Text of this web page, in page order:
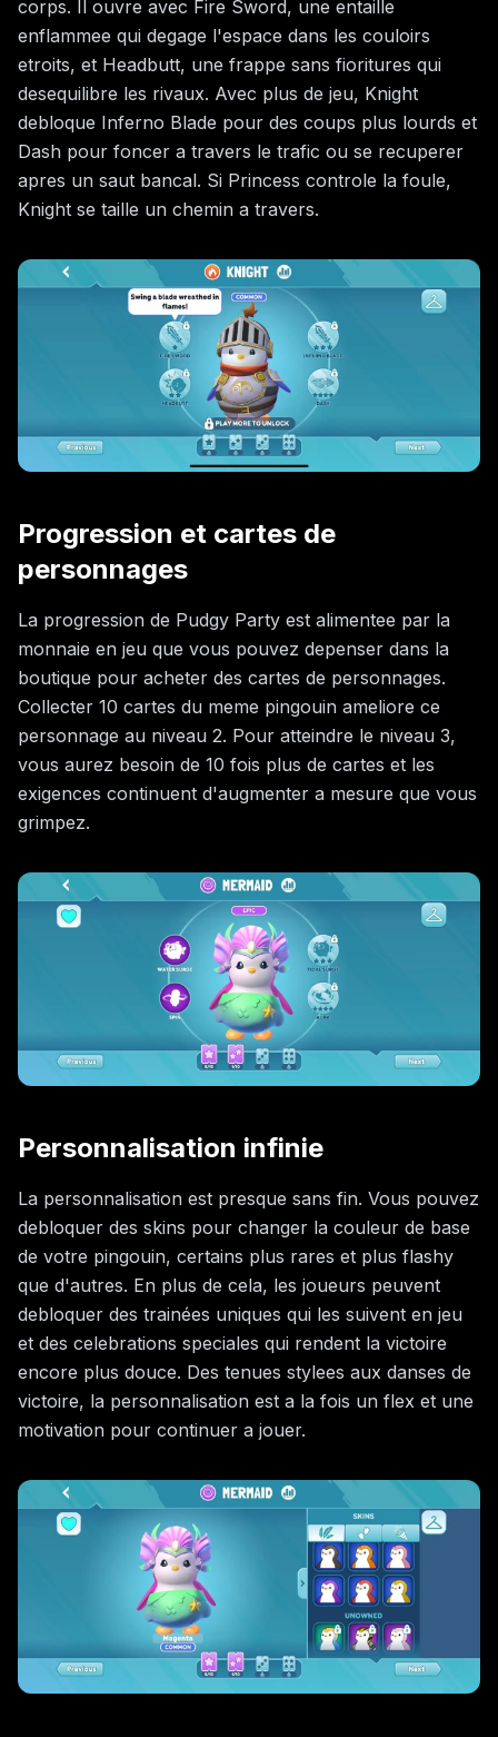
corps. Il ouvre avec Fire Sword, une entaille
enflammee qui degage l'espace dans les couloirs
etroits, et Headbutt, une frappe sans fioritures qui
desequilibre les rivaux. Avec plus de jeu, Knight
debloque Inferno Blade pour des coups plus lourds et
Dash pour foncer a travers le trafic ou se recuperer
apres un saut bancal. Si Princess controle la foule,
Knight se taille un chemin a travers.
Progression et cartes de
personnages
La progression de Pudgy Party est alimentee par la
monnaie en jeu que vous pouvez depenser dans la
boutique pour acheter des cartes de personnages.
Collecter 10 cartes du meme pingouin ameliore ce
personnage au niveau 2. Pour atteindre le niveau 3,
vous aurez besoin de 10 fois plus de cartes et les
exigences continuent d'augmenter a mesure que vous
grimpez.
Personnalisation infinie
La personnalisation est presque sans fin. Vous pouvez
debloquer des skins pour changer la couleur de base
de votre pingouin, certains plus rares et plus flashy
que d'autres. En plus de cela, les joueurs peuvent
debloquer des trainées uniques qui les suivent en jeu
et des celebrations speciales qui rendent la victoire
encore plus douce. Des tenues stylees aux danses de
victoire, la personnalisation est a la fois un flex et une
motivation pour continuer a jouer.